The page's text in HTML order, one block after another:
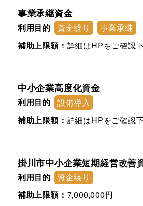
事業承継資金
利用目的 資金繰り
事業承継
補助上限額： 詳細はHPをご確認下
中小企業高度化資金
利用目的
設備導入
補助上限額： 詳細はHPをご確認下
掛川市中小企業短期経営改善
利用目的
資金繰り
補助上限額： 7,000,000円